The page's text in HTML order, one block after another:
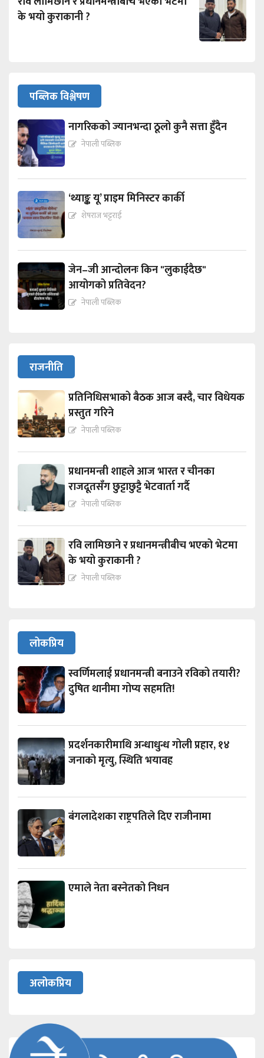
के भयो कुराकानी ?
पब्लिक विश्लेषण
नागरिकको ज्यानभन्दा ठूलो कुनै सत्ता हुँदैन
नेपाली पब्लिक
‘थ्याङ्क यू’ प्राइम मिनिस्टर कार्की
शेषराज भट्टराई
जेन–जी आन्दोलनः किन "लुकाईदैछ"
आयोगको प्रतिवेदन?
नेपाली पब्लिक
राजनीति
प्रतिनिधिसभाको बैठक आज बस्दै, चार विधेयक
प्रस्तुत गरिने
नेपाली पब्लिक
प्रधानमन्त्री शाहले आज भारत र चीनका
राजदूतसँग छुट्टाछुट्टै भेटवार्ता गर्दै
नेपाली पब्लिक
रवि लामिछाने र प्रधानमन्त्रीबीच भएको भेटमा
के भयो कुराकानी ?
नेपाली पब्लिक
लोकप्रिय
स्वर्णिमलाई प्रधानमन्त्री बनाउने रविको तयारी?
दुषित थानीमा गोप्य सहमति!
प्रदर्शनकारीमाथि अन्धाधुन्ध गोली प्रहार, १४
जनाको मृत्यु, स्थिति भयावह
बंगलादेशका राष्ट्रपतिले दिए राजीनामा
एमाले नेता बस्नेतको निधन
अलोकप्रिय